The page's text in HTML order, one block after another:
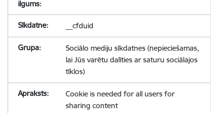
__cfduid
Sociālo mediju sīkdatnes (nepieciešamas,
lai Jūs varētu dalīties ar saturu sociālajos
tīklos)
Cookie is needed for all users for
sharing content